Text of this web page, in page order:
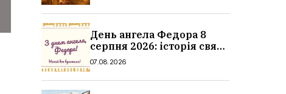
День ангела Федора 8
серпня 2026: історія свята,
значення імені,
прозі
07.08.2026